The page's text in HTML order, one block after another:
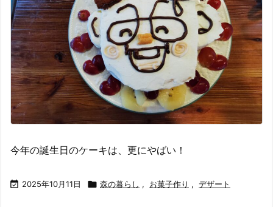
今年の誕生日のケーキは、更にやばい！
 2025年10月11日  森の暮らし , お菓子作り , デザート